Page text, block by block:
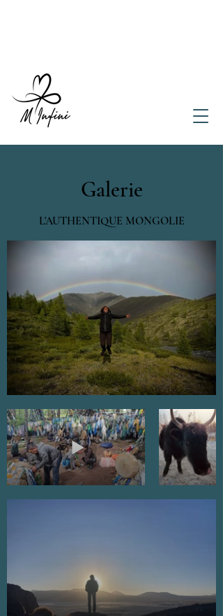
Galerie
L'AUTHENTIQUE MONGOLIE